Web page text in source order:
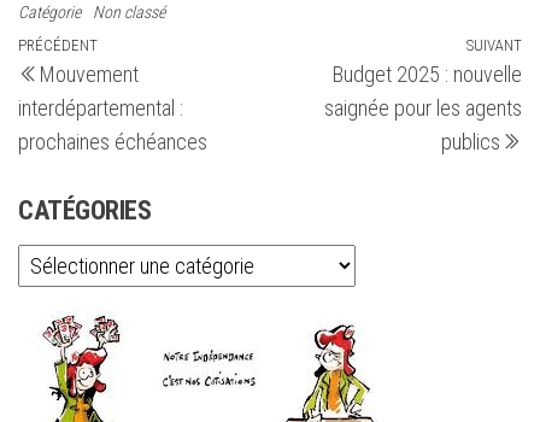
Catégorie Non classé
Navigation
de
l’article
Article
précédent
PRÉCÉDENT
Mouvement
interdépartemental :
prochaines échéances
SUIVANT
Budget 2025 : nouvelle
saignée pour les agents
publics
CATÉGORIES
Catégories